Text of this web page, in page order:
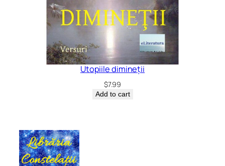
Utopiile dimineții
$7.99
Add to cart